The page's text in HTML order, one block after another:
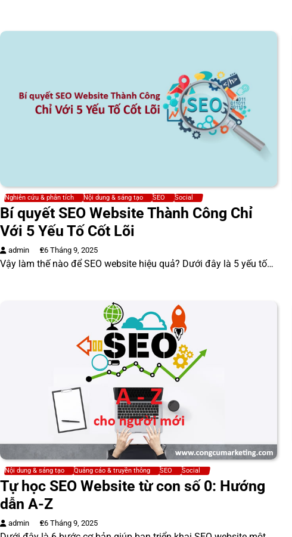
Nghiên cứu & phân tích Nội dung & sáng tạo SEO Social
Bí quyết SEO Website Thành Công Chỉ
Với 5 Yếu Tố Cốt Lõi
admin 26 Tháng 9, 2025
Vậy làm thế nào để SEO website hiệu quả? Dưới đây là 5 yếu tố…
Nội dung & sáng tạo Quảng cáo & truyền thông SEO Social
Tự học SEO Website từ con số 0: Hướng
dẫn A-Z
admin 26 Tháng 9, 2025